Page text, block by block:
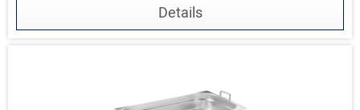
Details